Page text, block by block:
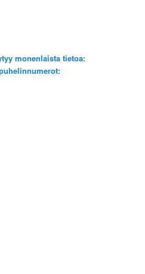
monenlaista tietoa: